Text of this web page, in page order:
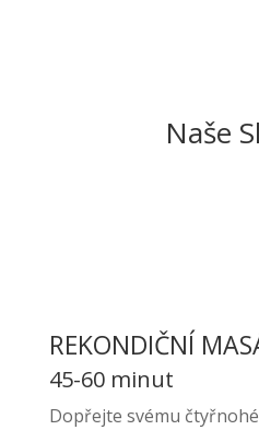
Naše
REKONDIČNÍ
45-60 minut
Dopřejte svému